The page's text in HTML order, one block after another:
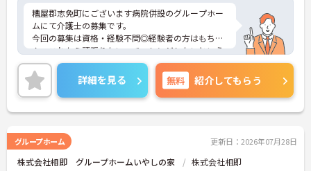
糟屋郡志免町にございます病院併設のグループホー
ムにて介護士の募集です。
今回の募集は資格・経験不問◎経験者の方はもちろ
ん、これから頑張りたい、チャレンジしたいという
方にもオススメの求人！
残業はほとんどございませんので、出勤日でもプラ
イベートの予定が立てやすくオンオフの切り替えも
しやすい環境ですよ♪
またマイカー通勤OK 無料駐車場完備なので、通勤
ご興味ある方には、面接対策ポイントなど、さらに
詳細をお話しいたしますのでお気軽にご相談くださ
い。
詳細を見る 無料 紹介してもらう
グループホーム 更新日：2026年07月28日
株式会社相即 グループホームいやしの家 株式会社相即